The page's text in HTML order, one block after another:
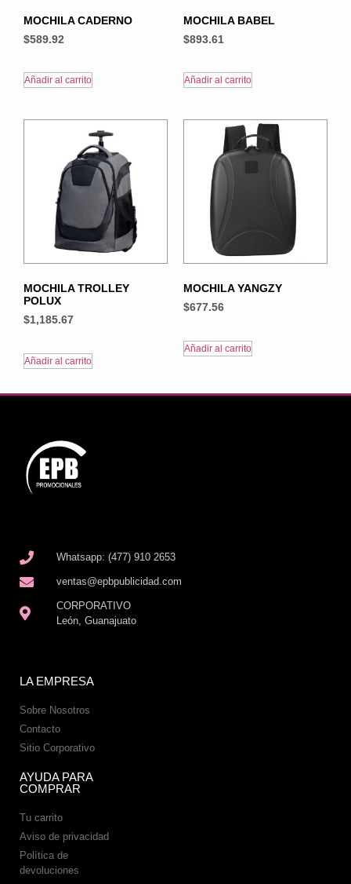
MOCHILA CADERNO
$589.92
Añadir al carrito
MOCHILA BABEL
$893.61
Añadir al carrito
MOCHILA TROLLEY
POLUX
$1,185.67
Añadir al carrito
MOCHILA YANGZY
$677.56
Añadir al carrito
Whatsapp: (477) 910 2653
ventas@epbpublicidad.com
CORPORATIVO
León, Guanajuato
LA EMPRESA
Sobre Nosotros
Contacto
Sitio Corporativo
AYUDA PARA
COMPRAR
Tu carrito
Aviso de privacidad
Política de
devoluciones